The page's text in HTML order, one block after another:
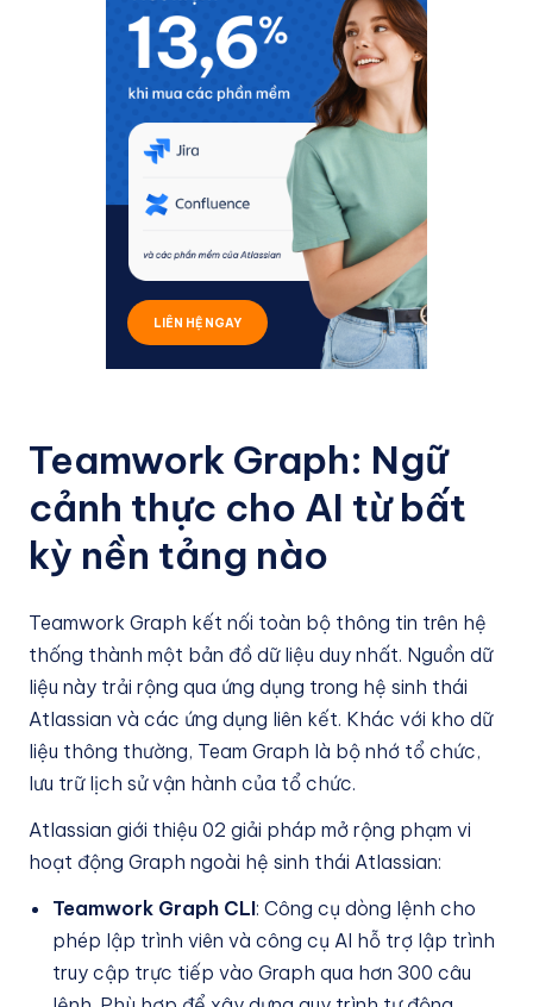
LIÊN HỆ NGAY
Teamwork Graph: Ngữ
cảnh thực cho AI từ bất
kỳ nền tảng nào
Teamwork Graph kết nối toàn bộ thông tin trên hệ
thống thành một bản đồ dữ liệu duy nhất. Nguồn dữ
liệu này trải rộng qua ứng dụng trong hệ sinh thái
Atlassian và các ứng dụng liên kết. Khác với kho dữ
liệu thông thường, Team Graph là bộ nhớ tổ chức,
lưu trữ lịch sử vận hành của tổ chức.
Atlassian giới thiệu 02 giải pháp mở rộng phạm vi
hoạt động Graph ngoài hệ sinh thái Atlassian:
Teamwork Graph CLI: Công cụ dòng lệnh cho
phép lập trình viên và công cụ AI hỗ trợ lập trình
truy cập trực tiếp vào Graph qua hơn 300 câu